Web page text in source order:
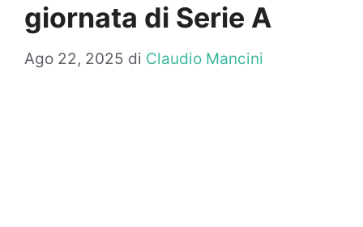
giornata di Serie A
Ago 22, 2025 di Claudio Mancini